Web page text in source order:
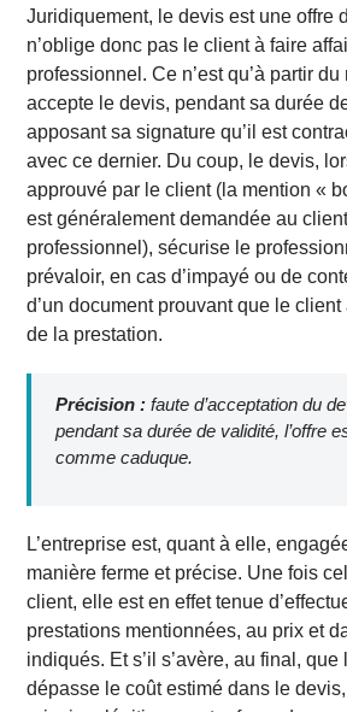
Juridiquement, le devis est une offre
n’oblige donc pas le client à faire
professionnel. Ce n’est qu’à partir du
accepte le devis, pendant sa durée
apposant sa signature qu’il est
avec ce dernier. Du coup, le devis,
approuvé par le client (la mention «
est généralement demandée au
professionnel), sécurise le
prévaloir, en cas d’impayé ou de
d’un document prouvant que le
de la prestation.
Précision : faute d’acceptation du
pendant sa durée de validité, l’offre
comme caduque.
L’entreprise est, quant à elle,
manière ferme et précise. Une fois
client, elle est en effet tenue
prestations mentionnées, au prix et
indiqués. Et s’il s’avère, au final,
dépasse le coût estimé dans le